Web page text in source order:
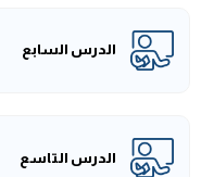
الدرس السابع
الدرس التاسع